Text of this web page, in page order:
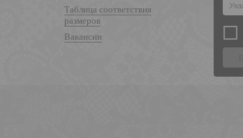
Таблица соответствия
размеров
Вакансии